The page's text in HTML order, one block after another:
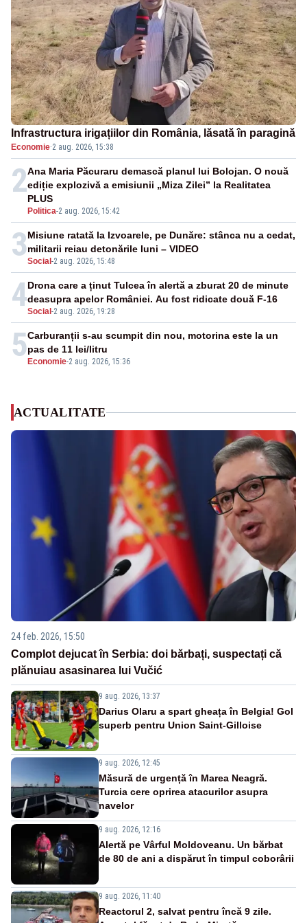
Infrastructura irigațiilor din România, lăsată în paragină
Economie·2 aug. 2026, 15:38
2
Politica-2 aug. 2026, 15:42
Ana Maria Păcuraru demască planul lui Bolojan. O nouă
ediție explozivă a emisiunii „Miza Zilei” la Realitatea
PLUS
3Social -2 aug. 2026, 15:48
Misiune ratată la Izvoarele, pe Dunăre: stânca nu a cedat,
militarii reiau detonările luni – VIDEO
4Social -2 aug. 2026, 19:28
Drona care a ținut Tulcea în alertă a zburat 20 de minute
deasupra apelor României. Au fost ridicate două F-16
5 Economie-2 aug. 2026, 15:36
Carburanții s-au scumpit din nou, motorina este la un
pas de 11 lei/litru
ACTUALITATE
24 feb. 2026, 15:50
Complot dejucat în Serbia: doi bărbați, suspectați că
plănuiau asasinarea lui Vučić
9 aug. 2026, 13:37
Darius Olaru a spart gheața în Belgia! Gol
superb pentru Union Saint-Gilloise
9 aug. 2026, 12:45
Măsură de urgență în Marea Neagră.
Turcia cere oprirea atacurilor asupra
navelor
9 aug. 2026, 12:16
Alertă pe Vârful Moldoveanu. Un bărbat
de 80 de ani a dispărut în timpul coborârii
9 aug. 2026, 11:40
Reactorul 2, salvat pentru încă 9 zile.